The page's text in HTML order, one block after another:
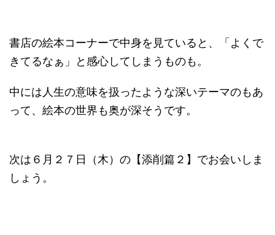
書店の絵本コーナーで中身を見ていると、「よくで
きてるなぁ」と感心してしまうものも。
中には人生の意味を扱ったような深いテーマのもあ
って、絵本の世界も奥が深そうです。
次は６月２７日（木）の【添削篇２】でお会いしま
しょう。